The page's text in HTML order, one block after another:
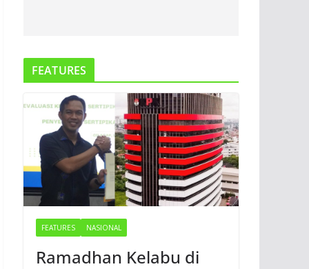
FEATURES
FEATURES NASIONAL
Ramadhan Kelabu di